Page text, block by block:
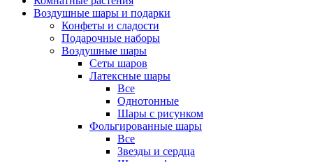
Воздушные шары и подарки
Конфеты и сладости
Подарочные наборы
Воздушные шары
Сеты шаров
Латексные шары
Все
Однотонные
Шары с рисунком
Фольгированные шары
Все
Звезды и сердца